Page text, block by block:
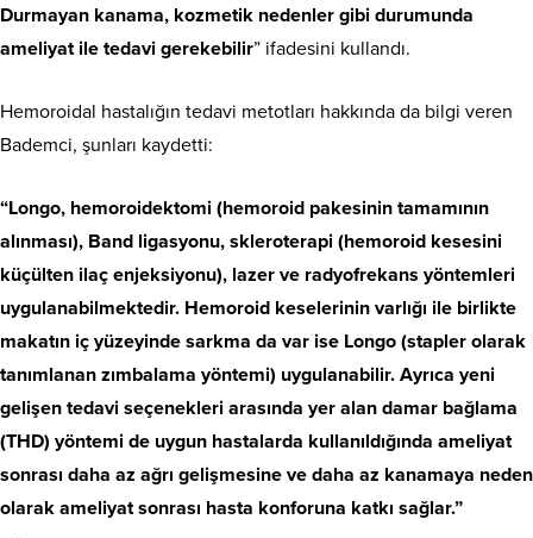
Durmayan kanama, kozmetik nedenler gibi durumunda
ameliyat ile tedavi gerekebilir” ifadesini kullandı.
Hemoroidal hastalığın tedavi metotları hakkında da bilgi veren
Bademci, şunları kaydetti:
“Longo, hemoroidektomi (hemoroid pakesinin tamamının
alınması), Band ligasyonu, skleroterapi (hemoroid kesesini
küçülten ilaç enjeksiyonu), lazer ve radyofrekans yöntemleri
uygulanabilmektedir. Hemoroid keselerinin varlığı ile birlikte
makatın iç yüzeyinde sarkma da var ise Longo (stapler olarak
tanımlanan zımbalama yöntemi) uygulanabilir. Ayrıca yeni
gelişen tedavi seçenekleri arasında yer alan damar bağlama
(THD) yöntemi de uygun hastalarda kullanıldığında ameliyat
sonrası daha az ağrı gelişmesine ve daha az kanamaya neden
olarak ameliyat sonrası hasta konforuna katkı sağlar.”